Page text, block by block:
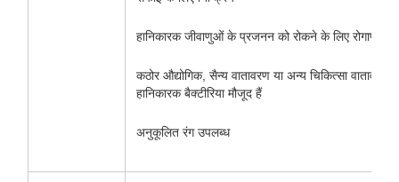
हानिकारक जीवाणुओं के प्रजनन को रोकने के लिए
कठोर औद्योगिक, सैन्य वातावरण या अन्य चिकित्सा वातावरण
हानिकारक बैक्टीरिया मौजूद हैं
अनुकूलित रंग उपलब्ध